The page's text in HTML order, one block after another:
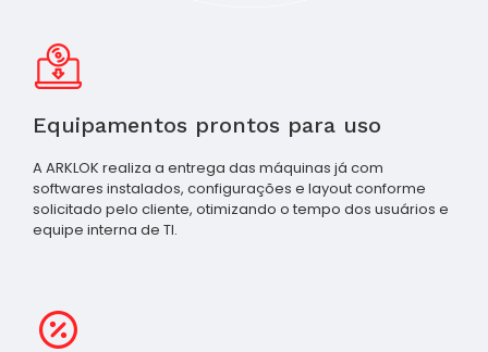
Equipamentos prontos para uso
A ARKLOK realiza a entrega das máquinas já com
softwares instalados, configurações e layout conforme
solicitado pelo cliente, otimizando o tempo dos usuários e
equipe interna de TI.